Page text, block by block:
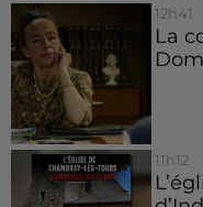
12h41
La
11h12